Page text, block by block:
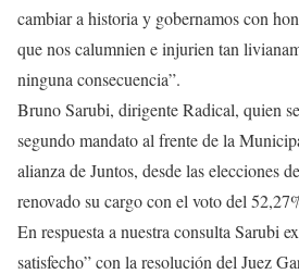
cambiar a historia y gobernamos con
que nos calumnien e injurien tan
ninguna consecuencia”.
Bruno Sarubi, dirigente Radical, quien
segundo mandato al frente de la
alianza de Juntos, desde las elecciones
renovado su cargo con el voto del
En respuesta a nuestra consulta Sarubi
satisfecho” con la resolución del Juez